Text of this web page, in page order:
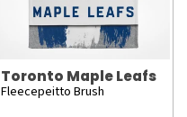
Toronto Maple Leafs
Fleecepeitto Brush